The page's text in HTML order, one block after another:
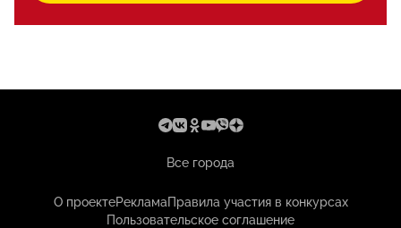
Все города
О проектеРекламаПравила участия в конкурсах
Пользовательское соглашение